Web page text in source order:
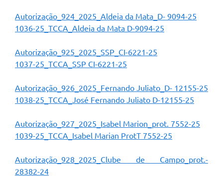
Obras
Galeria de Vídeos
Conselhos Municipais
Contas Públicas
Links
Telefones Úteis
Autorização_924_2025_Aldeia da Mata_D- 9094-25
1036-25_TCCA_Aldeia da Mata D-9094-25
Autorização_925_2025_SSP_CI-6221-25
1037-25_TCCA_SSP CI-6221-25
Autorização_926_2025_Fernando Juliato_D- 12155-25
1038-25_TCCA_José Fernando Juliato D-12155-25
Autorização_927_2025_Isabel Marion_prot. 7552-25
1039-25_TCCA_Isabel Marian ProtT 7552-25
Autorização_928_2025_Clube de Campo_prot.-
28382-24